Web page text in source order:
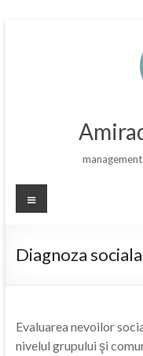
Meniu
Diagnoza sociala
Evaluarea nevoilor
nivelul grupului şi